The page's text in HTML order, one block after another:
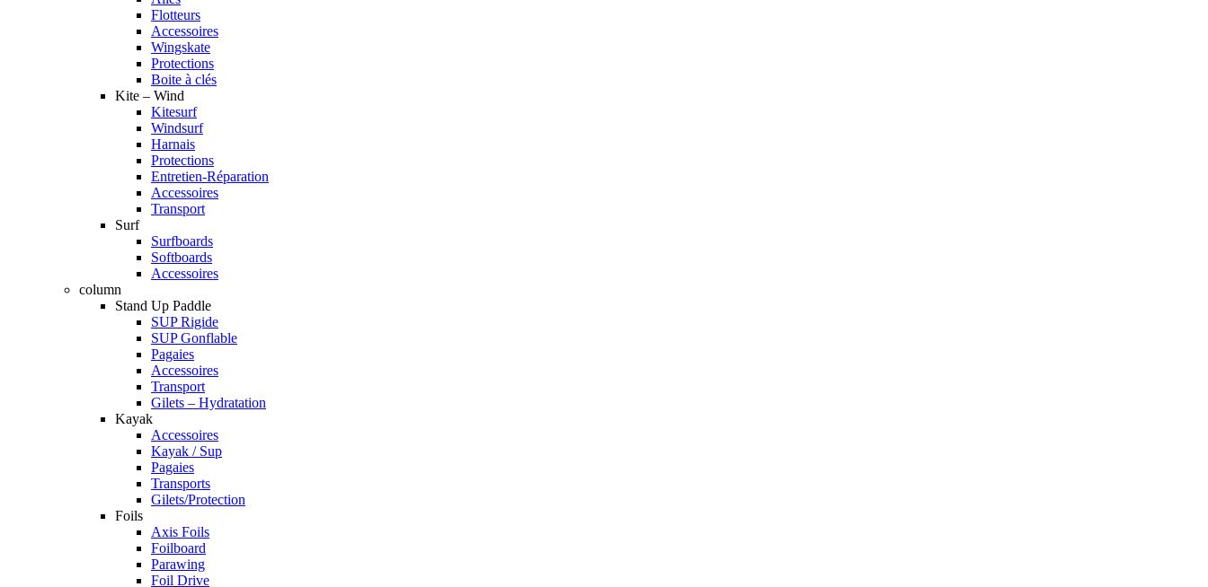
Flotteurs
Accessoires
Wingskate
Protections
Boite à clés
Kite – Wind
Kitesurf
Windsurf
Harnais
Protections
Entretien-Réparation
Accessoires
Transport
Surf
Surfboards
Softboards
Accessoires
column
Stand Up Paddle
SUP Rigide
SUP Gonflable
Pagaies
Accessoires
Transport
Gilets – Hydratation
Kayak
Accessoires
Kayak / Sup
Pagaies
Transports
Gilets/Protection
Foils
Axis Foils
Foilboard
Parawing
Foil Drive